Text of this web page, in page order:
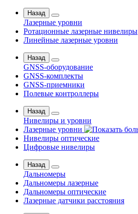
Назад
Лазерные уровни
Ротационные лазерные нивелиры
Линейные лазерные уровни
Назад
GNSS-оборудование
GNSS-комплекты
GNSS-приемники
Полевые контроллеры
Назад
Нивелиры и уровни
Лазерные уровни
Нивелиры оптические
Цифровые нивелиры
Назад
Дальномеры
Дальномеры лазерные
Дальномеры оптические
Лазерные датчики расстояния